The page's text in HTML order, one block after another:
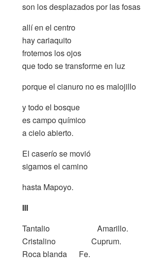
son los desplazados por las fosas
allí en el centro
hay cariaquito
frotemos los ojos
que todo se transforme en luz
porque el cianuro no es malojillo
y todo el bosque
es campo químico
a cielo abierto.
El caserío se movió
sigamos el camino
hasta Mapoyo.
III
Tantalio
Amarillo.
Cristalino
Cuprum.
Roca blanda
Fe.